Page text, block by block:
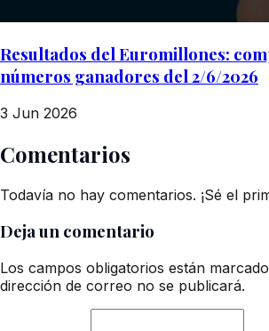
Resultados del Euromillones:
números ganadores del 2/6/2026
3 Jun 2026
Comentarios
Todavía no hay comentarios. ¡Sé el
Deja un comentario
Los campos obligatorios están
dirección de correo no se publicará.